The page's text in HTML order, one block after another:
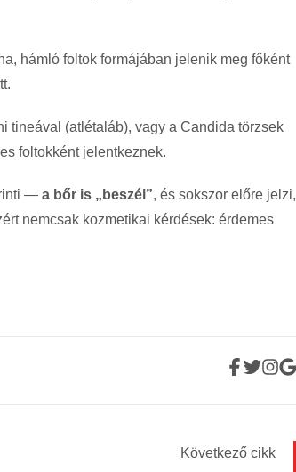
hámló foltok formájában jelenik meg főként
tineával (atlétaláb), vagy a Candida törzsek
foltokként jelentkeznek.
— a bőr is „beszél”, és sokszor előre jelzi,
nemcsak kozmetikai kérdések: érdemes
Következő cikk